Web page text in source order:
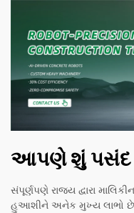
આપણે શું પસંદ
સંપૂર્ણપણે રાજ્ય દ્વારા
હુઆશીને અનેક મુખ્ય લાભો છે,